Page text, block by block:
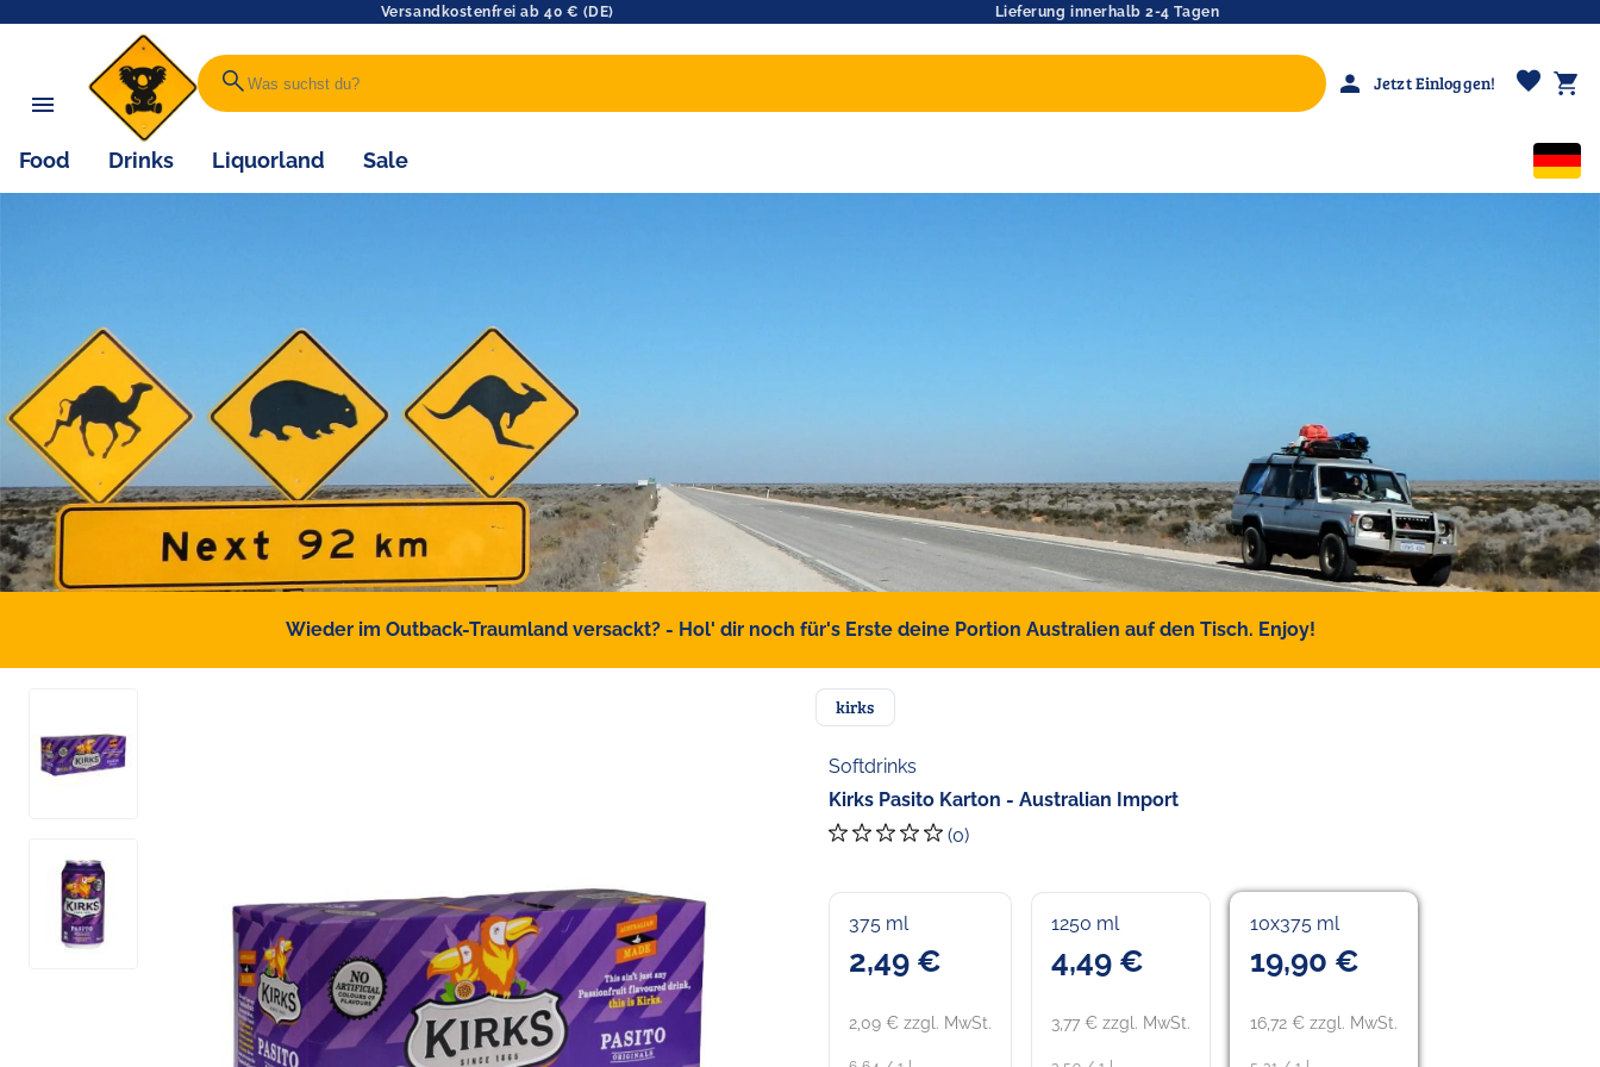
Versandkostenfrei ab 40 € (DE) Lieferung innerhalb 2-4 Tagen
search person Jetzt Einloggen! favorite shopping_cart
Food Drinks Liquorland Sale
Wieder im Outback-Traumland versackt? - Hol' dir noch für's Erste deine Portion Australien auf den Tisch. Enjoy!
kirks
Softdrinks
Kirks Pasito Karton - Australian Import
(0)
375 ml
2,49 €
2,09 € zzgl. MwSt.
1250 ml
4,49 €
3,77 € zzgl. MwSt.
10x375 ml
19,90 €
16,72 € zzgl. MwSt.